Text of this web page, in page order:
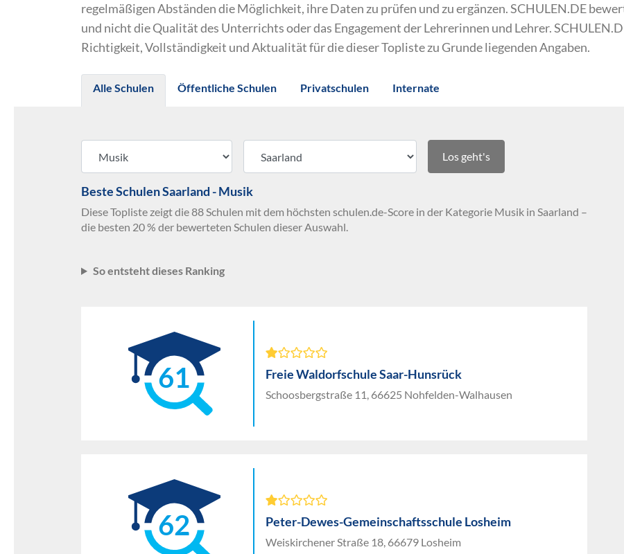
regelmäßigen Abständen die Möglichkeit, ihre Daten zu prüfen und zu ergänzen. SCHULEN.DE
und nicht die Qualität des Unterrichts oder das Engagement der Lehrerinnen und Lehrer.
Richtigkeit, Vollständigkeit und Aktualität für die dieser Topliste zu Grunde liegenden Angaben.
Alle Schulen Öffentliche Schulen Privatschulen Internate
Los geht's
Beste Schulen Saarland - Musik
Diese Topliste zeigt die 88 Schulen mit dem höchsten schulen.de-Score in der Kategorie Musik in Saarland –
die besten 20 % der bewerteten Schulen dieser Auswahl.
So entsteht dieses Ranking
61 Freie Waldorfschule Saar-Hunsrück
Schoosbergstraße 11, 66625 Nohfelden-Walhausen
62 Peter-Dewes-Gemeinschaftsschule Losheim
Weiskirchener Straße 18, 66679 Losheim